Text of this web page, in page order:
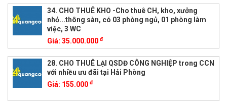
34. CHO THUÊ KHO -Cho thuê CH, kho, xưởng
nhỏ...thông sàn, có 03 phòng ngủ, 01 phòng làm
việc, 3 WC
Giá: 35.000.000 đ
28. CHO THUÊ LẠI QSDĐ CÔNG NGHIỆP trong CCN
với nhiều ưu đãi tại Hải Phòng
Giá: 155.000 đ